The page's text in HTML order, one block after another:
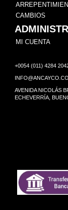
CAMBIOS
MI CUENTA
+0054 (011) 4284
AVENIDA NICOLÁS
ECHEVERRÍA,